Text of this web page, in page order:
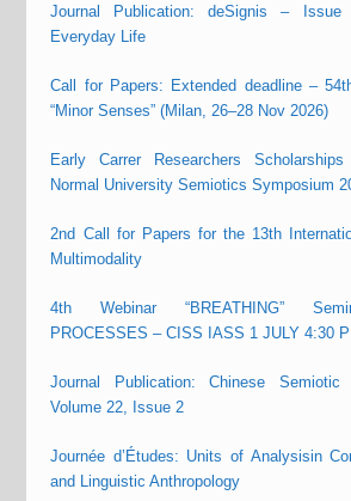
Journal Publication: deSignis –
Everyday Life
Call for Papers: Extended deadline –
“Minor Senses” (Milan, 26–28 Nov 2026)
Early Carrer Researchers
Normal University Semiotics Symposium
2nd Call for Papers for the 13th
Multimodality
4th Webinar “BREATHING”
PROCESSES – CISS IASS 1 JULY 4:30
Journal Publication: Chinese
Volume 22, Issue 2
Journée d’Études: Units of Analysisin
and Linguistic Anthropology